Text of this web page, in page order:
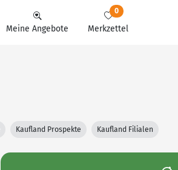
Meine Angebote Merkzettel
0
Kaufland Prospekte Kaufland Filialen